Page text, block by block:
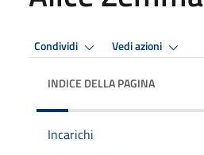
Condividi Vedi azioni
INDICE DELLA PAGINA
Incarichi